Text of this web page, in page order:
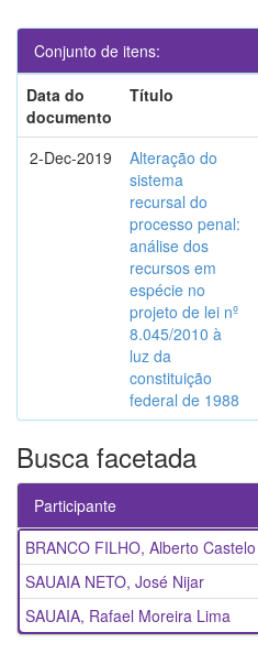
Conjunto de itens:
Data do
documento
Título
2-Dec-2019
Alteração do
sistema
recursal do
processo penal:
análise dos
recursos em
espécie no
projeto de lei nº
8.045/2010 à
luz da
constituição
federal de 1988
Busca facetada
Participante
BRANCO FILHO, Alberto Castelo
SAUAIA NETO, José Nijar
SAUAIA, Rafael Moreira Lima